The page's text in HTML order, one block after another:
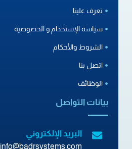
تعرف علينا
سياسة الإستخدام و الخصوصية
الشروط والأحكام
اتصل بنا
الوظائف
بيانات التواصل
البريد الإلكتروني
info@badrsystems.com